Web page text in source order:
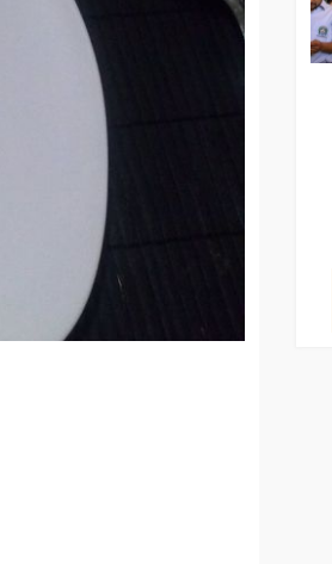
Governo antecipa
metas do saneamento
investimentos
estruturantes em
Chapadão do Sul
2026